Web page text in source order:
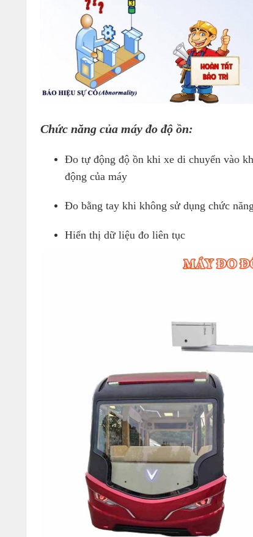
Chức năng của máy đo độ ồn:
Đo tự động độ ồn khi xe di chuyển vào
động của máy
Đo bằng tay khi không sử dụng chức
Hiển thị dữ liệu đo liên tục